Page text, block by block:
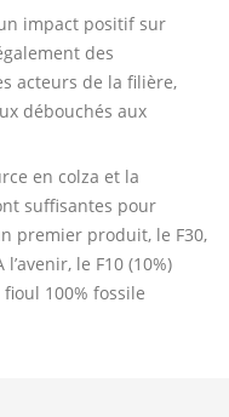
impact positif sur
des
acteurs de la filière,
débouchés aux
en colza et la
suffisantes pour
premier produit, le F30,
le F10 (10%)
100% fossile